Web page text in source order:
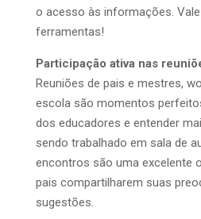
o acesso às informações.
ferramentas!
Participação ativa nas
Reuniões de pais e mestres,
escola são momentos
dos educadores e entender
sendo trabalhado em sala de
encontros são uma excelente
pais compartilharem suas
sugestões.